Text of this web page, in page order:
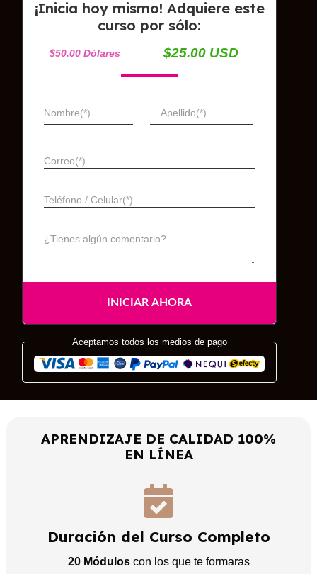
¡Inicia hoy mismo! Adquiere este
curso por sólo:
$50.00 Dólares $25.00 USD
Nombre(*) Apellido(*)
Correo(*)
Teléfono / Celular(*)
¿Tienes algún comentario?
Aceptamos todos los medios de pago
APRENDIZAJE DE CALIDAD 100%
EN LÍNEA
Duración del Curso Completo
20 Móduloscon los que te formaras